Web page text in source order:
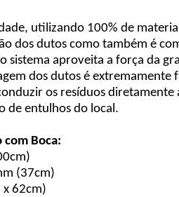
utilizando 100% de
dos dutos como também é
sistema aproveita a força da
dos dutos é
os resíduos diretamente
de entulhos do local.
com Boca:
(37cm)
x 62cm)